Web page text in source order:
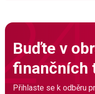
Buďte v
finančních
Přihlaste se k odběru